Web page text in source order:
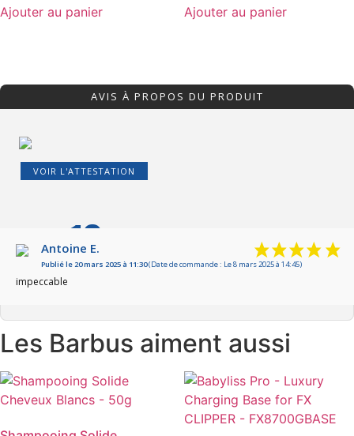
Ajouter au panier Ajouter au panier
AVIS À PROPOS DU PRODUIT
VOIR L'ATTESTATION
10
Antoine E.
Publié le 20 mars 2025 à 11:30(Date de commande : Le 8 mars 2025 à 14:45)
impeccable
Les Barbus aiment aussi